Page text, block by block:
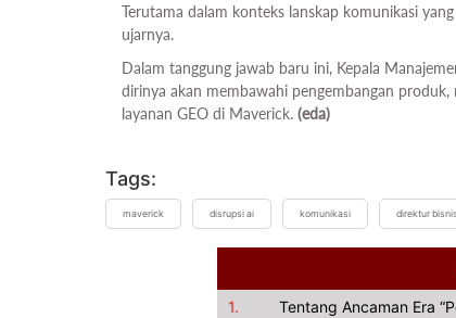
Terutama dalam konteks lanskap komunikasi
ujarnya.
Dalam tanggung jawab baru ini, Kepala
dirinya akan membawahi pengembangan
layanan GEO di Maverick. (eda)
Tags:
maverick disrupsi ai komunikasi direktur
1.
Tentang Ancaman Era